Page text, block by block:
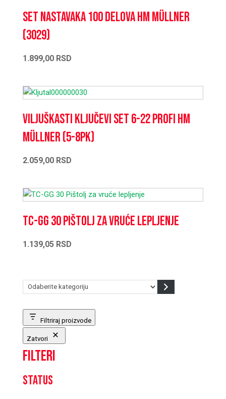
Set nastavaka 100 delova HM Müllner
(3029)
1.899,00 RSD
Viljuškasti ključevi set 6-22 PROFI HM
Müllner (5-8PK)
2.059,00 RSD
TC-GG 30 Pištolj za vruće lepljenje
1.139,05 RSD
Odaberite
Filtriraj proizvode
Zatvori
Filteri
Status